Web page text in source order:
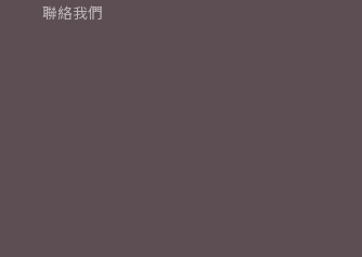
聯絡我們